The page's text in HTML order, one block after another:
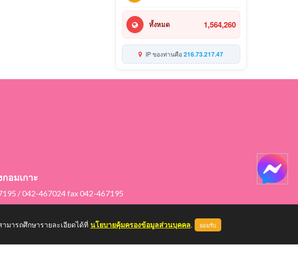
ทั้งหมด 1,564,260
IP ของท่านคือ216.73.217.47
อมเกาะ
/ 042-467024 fax 042-467195
มารถศึกษารายละเอียดได้ที่ นโยบายคุ้มครองข้อมูลส่วนบุคคล. ยอมรับ